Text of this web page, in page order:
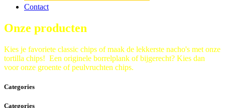
Contact
Onze producten
Kies je favoriete classic chips of maak de lekkerste nacho's met onze
tortilla chips! Een originele borrelplank of bijgerecht? Kies dan
voor onze groente of peulvruchten chips.
Categories
Categories